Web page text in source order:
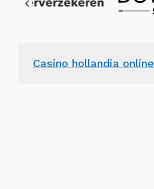
Casino hollandia online